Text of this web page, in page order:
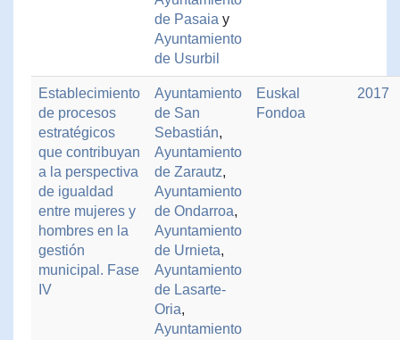
de Pasaia y
Ayuntamiento
de Usurbil
Establecimiento
de procesos
estratégicos
que contribuyan
a la perspectiva
de igualdad
entre mujeres y
hombres en la
gestión
municipal. Fase
IV
Ayuntamiento
de San
Sebastián,
Ayuntamiento
de Zarautz,
Ayuntamiento
de Ondarroa,
Ayuntamiento
de Urnieta,
Ayuntamiento
de Lasarte-
Oria,
Ayuntamiento
Euskal
Fondoa
2017